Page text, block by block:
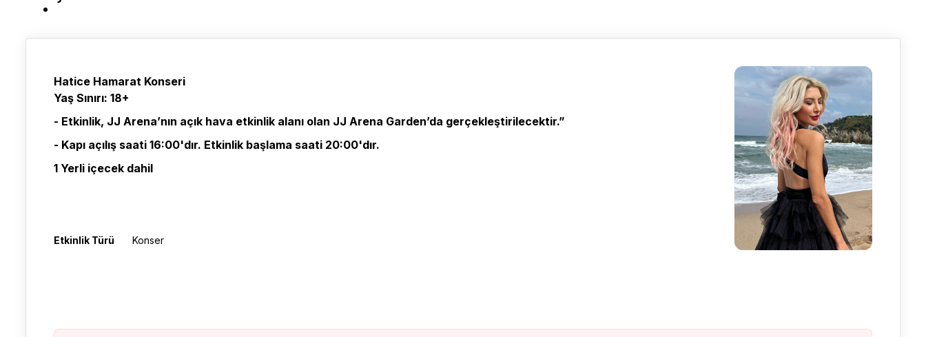
Hatice Hamarat Konseri
Yaş Sınırı: 18+
- Etkinlik, JJ Arena’nın açık hava etkinlik alanı olan JJ Arena Garden’da gerçekleştirilecektir.”
- Kapı açılış saati 16:00'dır. Etkinlik başlama saati 20:00'dır.
1 Yerli içecek dahil
Etkinlik Türü Konser